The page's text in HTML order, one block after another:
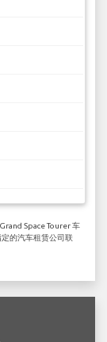
Space Tourer 车
的汽车租赁公司联